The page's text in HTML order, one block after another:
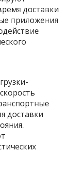
доставки
приложения
доставки